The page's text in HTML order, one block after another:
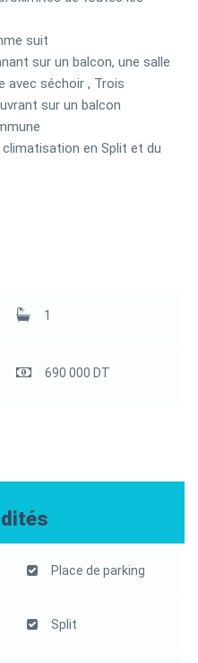
suit
sur un balcon, une salle
avec séchoir , Trois
sur un balcon
en Split et du
1
690 000 DT
Place de parking
Split